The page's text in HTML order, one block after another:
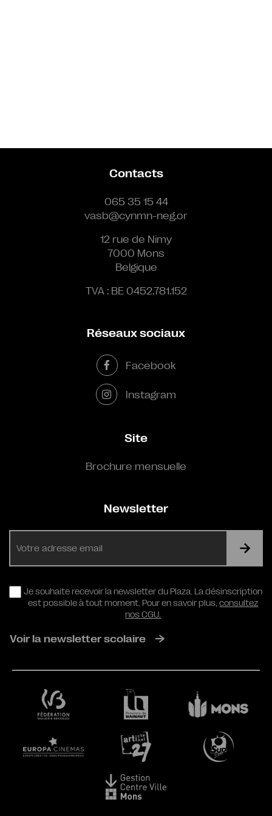
Contacts
065 35 15 44
vasb@cynmn-neg.or
12 rue de Nimy
7000 Mons
Belgique
TVA : BE 0452.781.152
Réseaux sociaux
Facebook
Instagram
Site
Brochure mensuelle
Newsletter
RGPD
Je souhaite recevoir la newsletter du Plaza. La désinscription
est possible à tout moment. Pour en savoir plus,consultez
nos CGU.
Voir la newsletter scolaire